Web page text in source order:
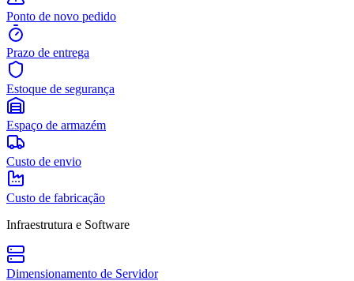
Ponto de novo pedido
Prazo de entrega
Estoque de segurança
Espaço de armazém
Custo de envio
Custo de fabricação
Infraestrutura e Software
Dimensionamento de Servidor